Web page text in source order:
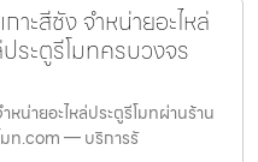
าะสีชัง จำหน่ายอะไหล่
ระตูรีโมทครบวงจร
หน่ายอะไหล่ประตูรีโมทผ่านร้าน
มท.com — บริการรั